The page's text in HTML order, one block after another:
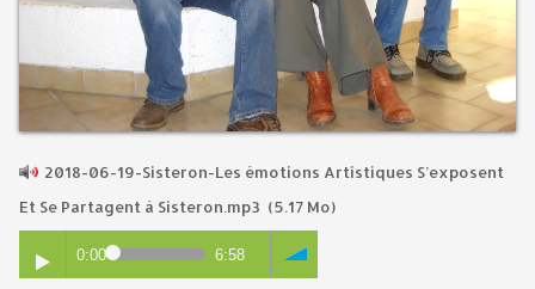
2018-06-19-Sisteron-Les émotions Artistiques S’exposent
Et Se Partagent à Sisteron.mp3 (5.17 Mo)
0:00 6:58